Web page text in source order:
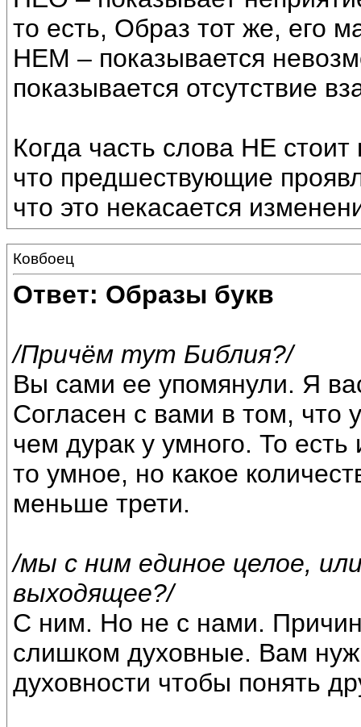
то есть, Образ тот же, его
НЕМ – показывается
показывается отсутствие
Когда часть слова НЕ
что предшествующие
что это некасается
Ковбоец
Ответ: Образы букв
/Причём тут Библия?/
Вы сами ее упомянули. Я
Согласен с вами в том, что
чем дурак у умного. То
то умное, но какое
меньше трети.
/мы с ним единое целое,
выходящее?/
С ним. Но не с нами.
слишком духовные. Вам
духовности чтобы понять